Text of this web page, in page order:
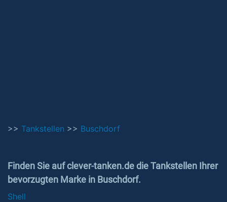
>> Tankstellen >> Buschdorf
Finden Sie auf clever-tanken.de die Tankstellen Ihrer
bevorzugten Marke in Buschdorf.
Shell